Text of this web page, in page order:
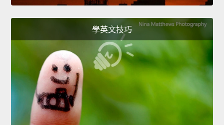
學英文技巧